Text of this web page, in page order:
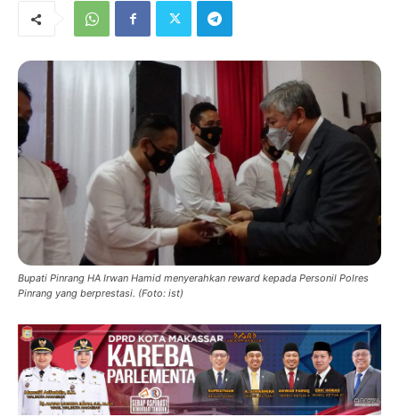
Bupati Pinrang HA Irwan Hamid menyerahkan reward kepada Personil Polres
Pinrang yang berprestasi. (Foto: ist)